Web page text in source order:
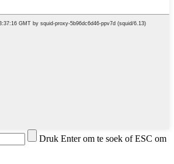
Druk Enter om te soek of ESC om